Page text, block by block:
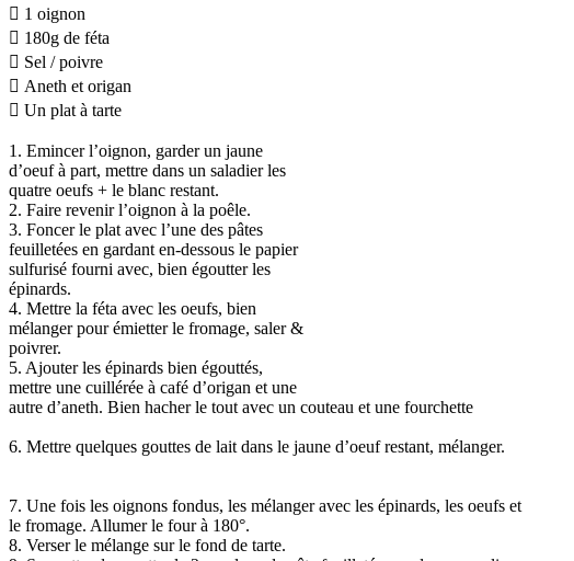
 1 oignon
 180g de féta
 Sel / poivre
 Aneth et origan
 Un plat à tarte
1. Emincer l’oignon, garder un jaune
d’oeuf à part, mettre dans un saladier les
quatre oeufs + le blanc restant.
2. Faire revenir l’oignon à la poêle.
3. Foncer le plat avec l’une des pâtes
feuilletées en gardant en‐dessous le papier
sulfurisé fourni avec, bien égoutter les
épinards.
4. Mettre la féta avec les oeufs, bien
mélanger pour émietter le fromage, saler &
poivrer.
5. Ajouter les épinards bien égouttés,
mettre une cuillérée à café d’origan et une
autre d’aneth. Bien hacher le tout avec un couteau et une fourchette
6. Mettre quelques gouttes de lait dans le jaune d’oeuf restant, mélanger.
7. Une fois les oignons fondus, les mélanger avec les épinards, les oeufs et
le fromage. Allumer le four à 180°.
8. Verser le mélange sur le fond de tarte.